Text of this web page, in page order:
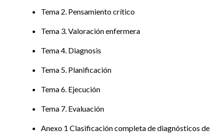
Tema 2. Pensamiento crítico
Tema 3. Valoración enfermera
Tema 4. Diagnosis
Tema 5. Planificación
Tema 6. Ejecución
Tema 7. Evaluación
Anexo 1 Clasificación completa de diagnósticos de